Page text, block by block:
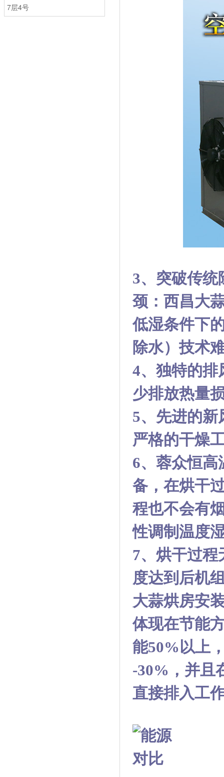
7层4号
3、突破传统
颈： 西昌大
低湿条件下
除水）技术
4、独特的排
少排放热量
5、先进的新
严格的干燥
6、蓉众恒
备，在烘干
程也不会有
性调制温度
7、烘干过
度达到后机
大蒜烘房安
体现在节能
能50%以上
-30% ，并
直接排入工